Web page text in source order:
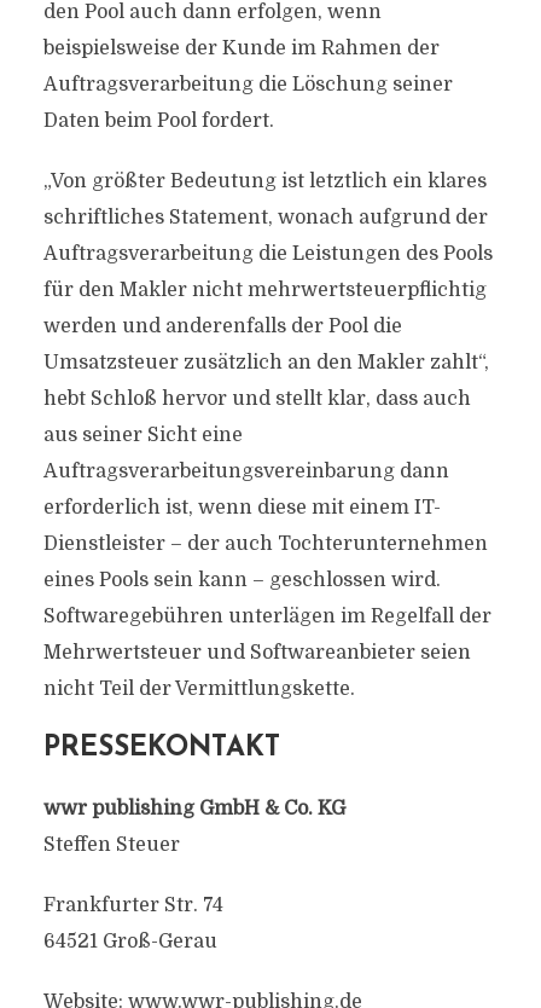
den Pool auch dann erfolgen, wenn
beispielsweise der Kunde im Rahmen der
Auftragsverarbeitung die Löschung seiner
Daten beim Pool fordert.
„Von größter Bedeutung ist letztlich ein klares
schriftliches Statement, wonach aufgrund der
Auftragsverarbeitung die Leistungen des Pools
für den Makler nicht mehrwertsteuerpflichtig
werden und anderenfalls der Pool die
Umsatzsteuer zusätzlich an den Makler zahlt“,
hebt Schloß hervor und stellt klar, dass auch
aus seiner Sicht eine
Auftragsverarbeitungsvereinbarung dann
erforderlich ist, wenn diese mit einem IT-
Dienstleister – der auch Tochterunternehmen
eines Pools sein kann – geschlossen wird.
Softwaregebühren unterlägen im Regelfall der
Mehrwertsteuer und Softwareanbieter seien
nicht Teil der Vermittlungskette.
PRESSEKONTAKT
wwr publishing GmbH & Co. KG
Steffen Steuer
Frankfurter Str. 74
64521 Groß-Gerau
Website: www.wwr-publishing.de